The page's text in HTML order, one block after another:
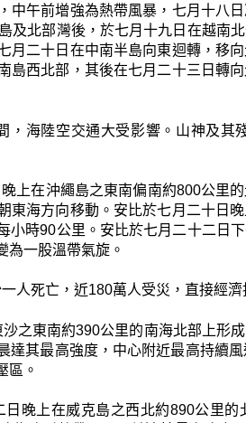
中午前增強為熱帶風暴，七月十八
及北部灣後，於七月十九日在越南
月二十日在中南半島向東迴轉，移
島西北部，其後在七月二十三日轉
，海陸空交通大受影響。山神及其
上在沖繩島之東南偏南約800公里
東海方向移動。安比於七月二十日
小時90公里。安比於七月二十二日
為一股溫帶氣旋。
人死亡，近180萬人受災，直接經濟
之東南約390公里的南海北部上形
達其最高強度，中心附近最高持續
區。
晚上在威克島之西北約890公里